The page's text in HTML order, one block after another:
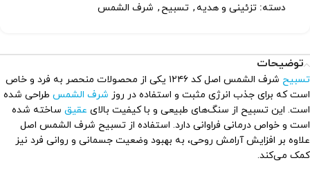
دسته: تزئینی و هدیه , تسبیح , شرف الشمس
توضیحات
تسبیح
شرف الشمس اصل کد ۱۲۴۶ یکی از محصولات منحصر به فرد و خاص
است که برای جذب انرژی مثبت و استفاده در روز شرف الشمس طراحی شده
است. این تسبیح از سنگ‌های طبیعی و با کیفیت بالای عقیق ساخته شده
است و خواص درمانی فراوانی دارد. استفاده از تسبیح شرف الشمس اصل
علاوه بر افزایش آرامش روحی، به بهبود وضعیت جسمانی و روانی فرد نیز
کمک می‌کند.